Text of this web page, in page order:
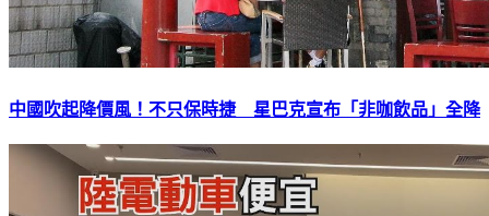
中國吹起降價風！不只保時捷 星巴克宣布「非咖飲品」全降